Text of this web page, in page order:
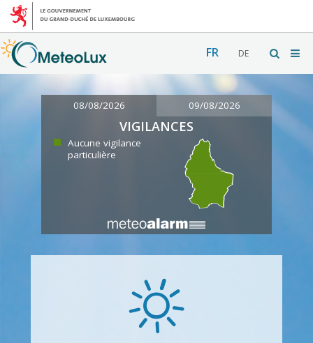
FR DE
08/08/2026 09/08/2026
VIGILANCES
Aucune vigilance
particulière